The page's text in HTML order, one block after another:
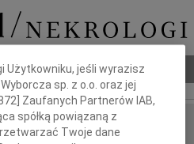
pogrzebowy
Użytkowniku, jeśli wyrazisz
sp. z o.o. oraz jej
] Zaufanych Partnerów IAB,
spółką powiązaną z
Twoje dane